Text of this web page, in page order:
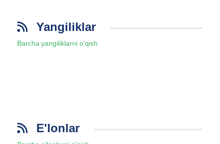
Yangiliklar
Barcha yangiliklarni o'qish
E'lonlar